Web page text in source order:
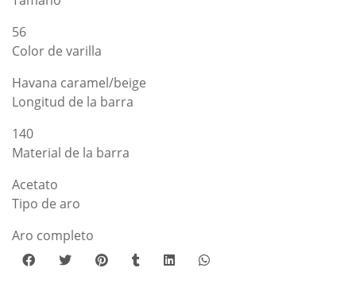
56
Color de varilla
Havana caramel/beige
Longitud de la barra
140
Material de la barra
Acetato
Tipo de aro
Aro completo